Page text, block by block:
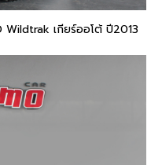
Wildtrak เกียร์ออโต้ ปี2013